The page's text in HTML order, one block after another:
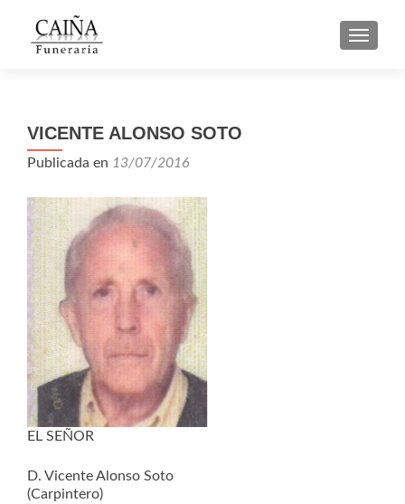
VICENTE ALONSO SOTO
Publicada en 13/07/2016
EL SEÑOR
D. Vicente Alonso Soto
(Carpintero)